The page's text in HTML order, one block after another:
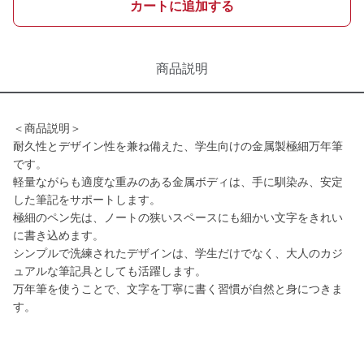
カートに追加する
商品説明
＜商品説明＞
耐久性とデザイン性を兼ね備えた、学生向けの金属製極細万年筆
です。
軽量ながらも適度な重みのある金属ボディは、手に馴染み、安定
した筆記をサポートします。
極細のペン先は、ノートの狭いスペースにも細かい文字をきれい
に書き込めます。
シンプルで洗練されたデザインは、学生だけでなく、大人のカジ
ュアルな筆記具としても活躍します。
万年筆を使うことで、文字を丁寧に書く習慣が自然と身につきま
す。